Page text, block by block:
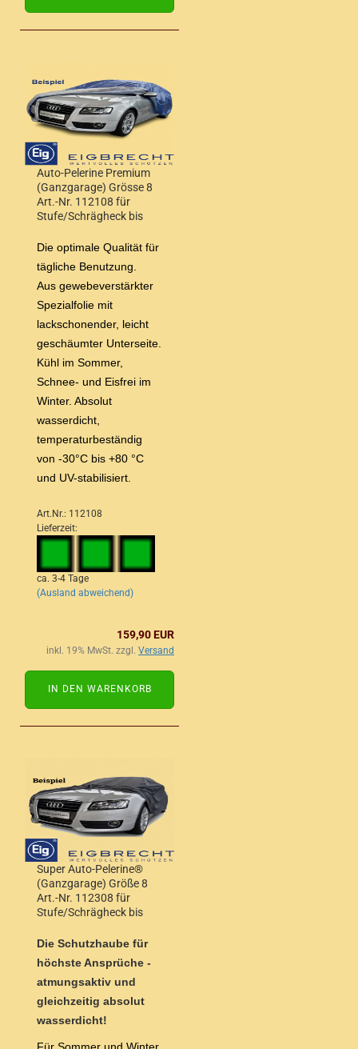
Auto-Pelerine Premium
(Ganzgarage) Grösse 8
Art.-Nr. 112108 für
Stufe/Schrägheck bis
Die optimale Qualität für
tägliche Benutzung.
Aus gewebeverstärkter
Spezialfolie mit
lackschonender, leicht
geschäumter Unterseite.
Kühl im Sommer,
Schnee- und Eisfrei im
Winter. Absolut
wasserdicht,
temperaturbeständig
von -30°C bis +80 °C
und UV-stabilisiert.
Art.Nr.: 112108
Lieferzeit:
ca. 3-4 Tage
(Ausland abweichend)
159,90 EUR
inkl. 19% MwSt. zzgl. Versand
IN DEN WARENKORB
Super Auto-Pelerine®
(Ganzgarage) Größe 8
Art.-Nr. 112308 für
Stufe/Schrägheck bis
Die Schutzhaube für
höchste Ansprüche -
atmungsaktiv und
gleichzeitig absolut
wasserdicht!